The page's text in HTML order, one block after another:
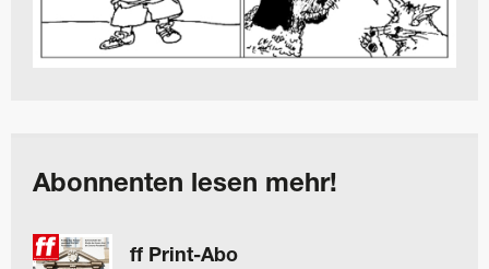
Abonnenten lesen mehr!
ff Print-Abo